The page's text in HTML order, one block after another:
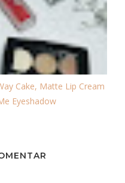
Cake, Matte Lip Cream
Eyeshadow